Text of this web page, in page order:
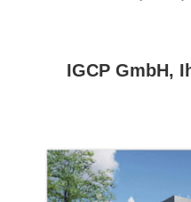
IGCP GmbH,